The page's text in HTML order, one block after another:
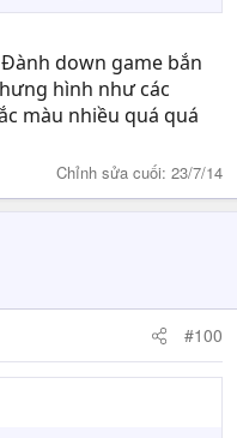
down game bắn
hình như các
màu nhiều quá quá
Chỉnh sửa cuối: 23/7/14
#100